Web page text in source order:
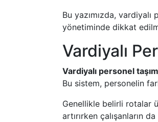
Bu yazımızda,
yönetiminde dikkat
Vardiyalı
Vardiyalı personel
Bu sistem, personelin
Genellikle belirli rotalar
artırırken çalışanların